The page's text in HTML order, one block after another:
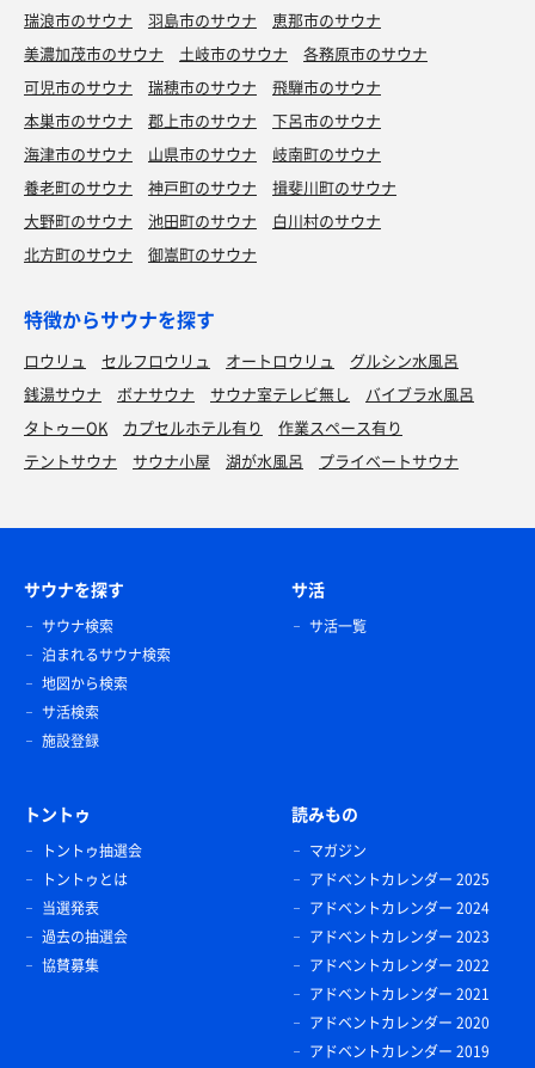
瑞浪市のサウナ
羽島市のサウナ
恵那市のサウナ
美濃加茂市のサウナ
土岐市のサウナ
各務原市のサウナ
可児市のサウナ
瑞穂市のサウナ
飛騨市のサウナ
本巣市のサウナ
郡上市のサウナ
下呂市のサウナ
海津市のサウナ
山県市のサウナ
岐南町のサウナ
養老町のサウナ
神戸町のサウナ
揖斐川町のサウナ
大野町のサウナ
池田町のサウナ
白川村のサウナ
北方町のサウナ
御嵩町のサウナ
特徴からサウナを探す
ロウリュ セルフロウリュ オートロウリュ
グルシン水風呂
銭湯サウナ
ボナサウナ サウナ室テレビ無し
バイブラ水風呂
タトゥーOK
カプセルホテル有り
作業スペース有り
テントサウナ
サウナ小屋 湖が水風呂 プライベートサウナ
サウナを探す
サウナ検索
泊まれるサウナ検索
地図から検索
サ活検索
施設登録
サ活
サ活一覧
トントゥ
トントゥ抽選会
トントゥとは
当選発表
過去の抽選会
協賛募集
読みもの
マガジン
アドベントカレンダー 2025
アドベントカレンダー 2024
アドベントカレンダー 2023
アドベントカレンダー 2022
アドベントカレンダー 2021
アドベントカレンダー 2020
アドベントカレンダー 2019